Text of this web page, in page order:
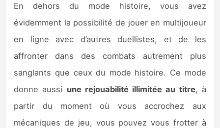
En dehors du mode histoire, vous avez
évidemment la possibilité de jouer en multijoueur
en ligne avec d’autres duellistes, et de les
affronter dans des combats autrement plus
sanglants que ceux du mode histoire. Ce mode
donne aussi une rejouabilité illimitée au titre, à
partir du moment où vous accrochez aux
mécaniques de jeu, vous pouvez vous frotter à